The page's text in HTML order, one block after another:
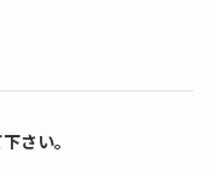
さい。